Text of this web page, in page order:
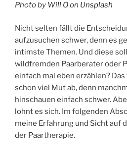
Photo by Will Oon Unsplash
Nicht selten fällt die
aufzusuchen schwer, denn es
intimste Themen. Und diese
wildfremden Paarberater oder
einfach mal eben erzählen?
schon viel Mut ab, denn
hinschauen einfach schwer.
lohnt es sich. Im folgenden
meine Erfahrung und Sicht auf
der Paartherapie.